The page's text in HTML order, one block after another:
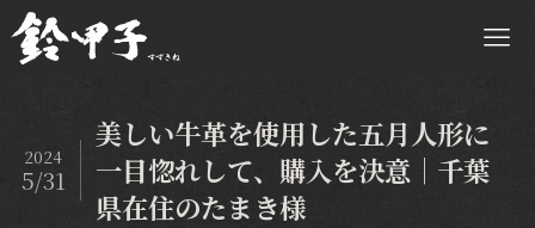
美しい牛革を使用した五月人形に
一目惚れして、購入を決意｜千葉
県在住のたまき様
2024
5/31